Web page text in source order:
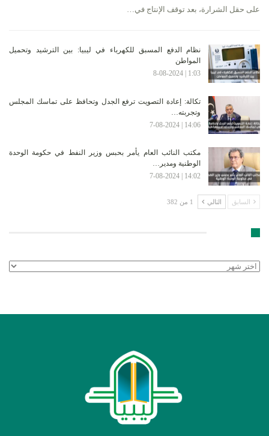
على حقل الشرارة، بعد توقف الإنتاج في…
نظام الدفع المسبق للكهرباء في ليبيا: بين الترشيد وتحميل
المواطن
1:03 | 8-08-2024
تكالة: إعادة التصويت ترفع الجدل وتحافظ على تماسك المجلس
وتجربته…
14:06 | 7-08-2024
مكتب النائب العام يأمر بحبس وزير النفط في حكومة الوحدة
الوطنية ومدير…
14:02 | 7-08-2024
السابق التالي 1 من 382
الأرشيف